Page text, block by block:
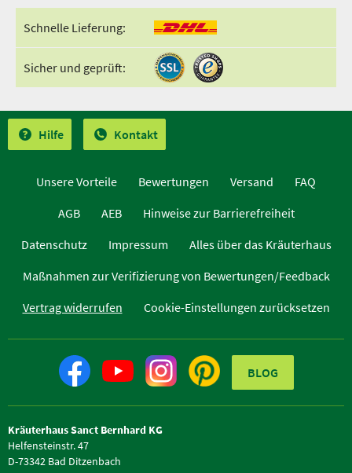
Schnelle Lieferung:
Sicher und geprüft:
Hilfe Kontakt
Unsere Vorteile Bewertungen Versand
FAQ
AGB
AEB
Hinweise zur Barrierefreiheit
Datenschutz
Impressum
Alles über das Kräuterhaus
Maßnahmen zur Verifizierung von Bewertungen/Feedback
Vertrag widerrufen
Cookie-Einstellungen zurücksetzen
BLOG
Kräuterhaus Sanct Bernhard KG
Helfensteinstr. 47
D-73342 Bad Ditzenbach